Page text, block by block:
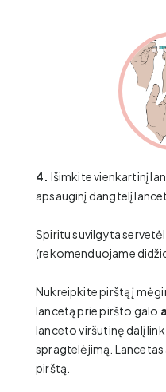
4. Išimkite vienkartinį
apsauginį dangtelį
Spiritu suvilgyta
(rekomenduojame
Nukreipkite pirštą į
lancetą prie piršto galo
lanceto viršutinę dalį
spragtelėjimą.
pirštą.